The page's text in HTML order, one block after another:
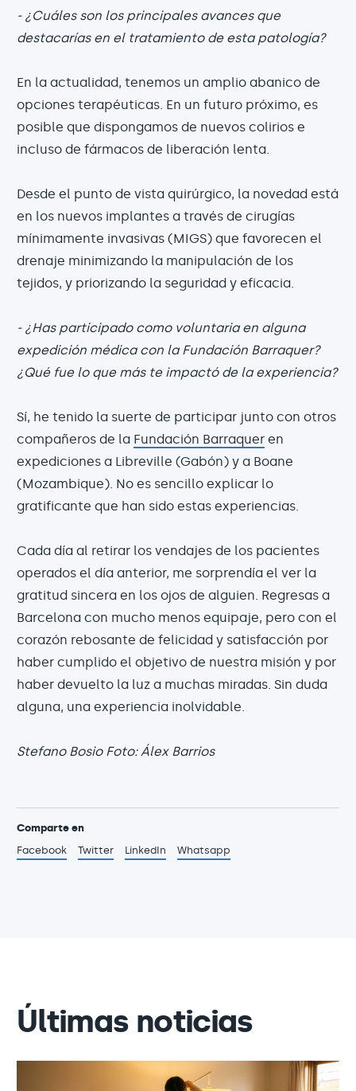
- ¿Cuáles son los principales avances que
destacarías en el tratamiento de esta ­patología?
En la actualidad, tenemos un amplio abanico de
opciones terapéuticas. En un futuro próximo, es
posible que dispongamos de nuevos colirios e
incluso de fármacos de liberación lenta.
Desde el punto de vista quirúrgico, la novedad está
en los nuevos implantes a través de cirugías
mínimamente invasivas (MIGS) que favorecen el
drenaje minimizando la manipulación de los
tejidos, y priorizando la seguridad y eficacia.
- ¿Has participado como voluntaria en alguna
expedición médica con la Fundación Barraquer?
¿Qué fue lo que más te impactó de la experiencia?
Sí, he tenido la suerte de participar junto con otros
compañeros de la Fundación Barraquer en
expediciones a Libreville (Gabón) y a Boane
(Mozambique). No es sencillo explicar lo
gratificante que han sido estas experiencias.
Cada día al retirar los vendajes de los pacientes
operados el día anterior, me sorprendía el ver la
gratitud sincera en los ojos de alguien. Regresas a
Barcelona con mucho menos equipaje, pero con el
corazón rebosante de felicidad y satisfacción por
haber cumplido el objetivo de nuestra misión y por
haber devuelto la luz a muchas miradas. Sin duda
alguna, una experiencia ­inolvidable.
Stefano Bosio Foto: Álex Barrios
Comparte en
Facebook
Twitter LinkedIn Whatsapp
Últimas noticias